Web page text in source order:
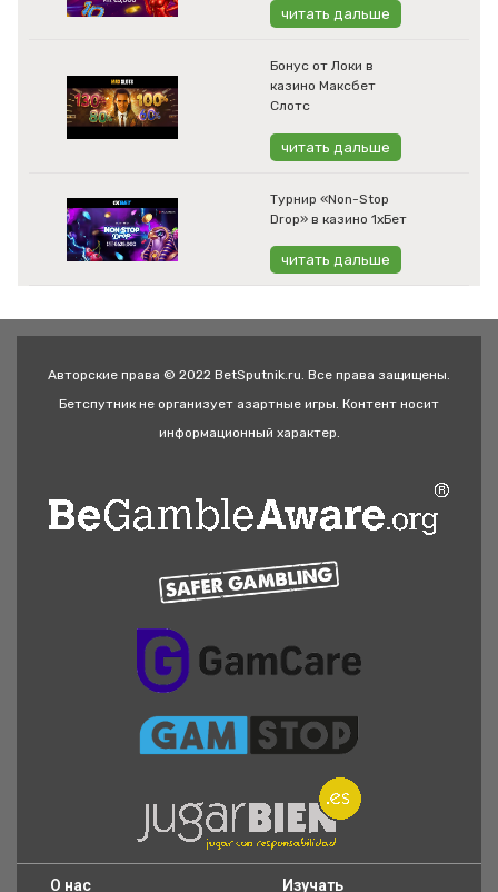
читать дальше
Бонус от Локи в
казино Максбет
Слотс
читать дальше
Турнир «Non-Stop
Drop» в казино 1хБет
читать дальше
Авторские права © 2022 BetSputnik.ru. Все права защищены.
Бетспутник не организует азартные игры. Контент носит
информационный характер.
O нас Изучать